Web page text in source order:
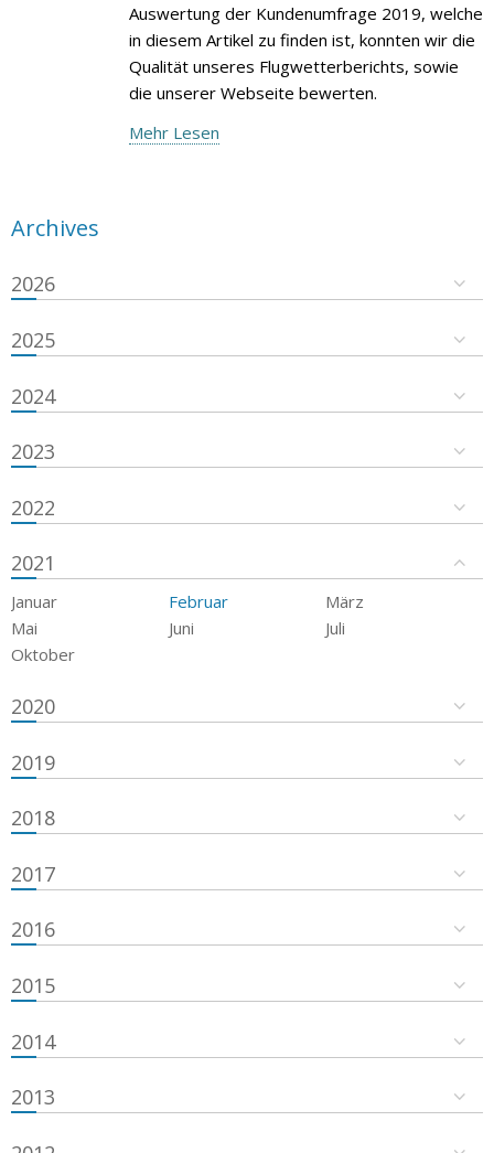
Auswertung der Kundenumfrage 2019, welche
in diesem Artikel zu finden ist, konnten wir die
Qualität unseres Flugwetterberichts, sowie
die unserer Webseite bewerten.
Mehr Lesen
Archives
2026
2025
2024
2023
2022
2021
Januar Februar
März
Mai
Juni
Juli
Oktober
2020
2019
2018
2017
2016
2015
2014
2013